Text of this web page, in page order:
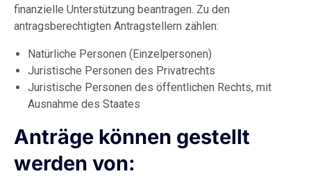
finanzielle Unterstützung beantragen. Zu den
antragsberechtigten Antragstellern zählen:
Natürliche Personen (Einzelpersonen)
Juristische Personen des Privatrechts
Juristische Personen des öffentlichen Rechts, mit
Ausnahme des Staates
Anträge können gestellt
werden von: